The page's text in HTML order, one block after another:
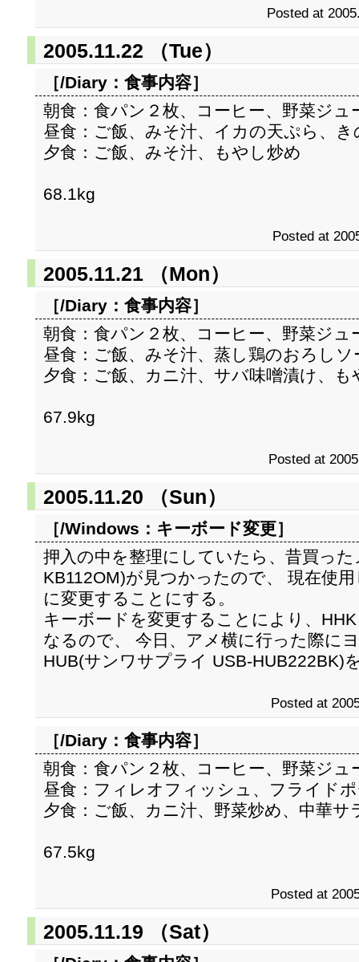
Posted at
2005.11.22 （Tue）
［/Diary： 食事内容］
朝食：食パン２枚、コーヒー、野菜ジュ
昼食：ご飯、みそ汁、イカの天ぷら、
夕食：ご飯、みそ汁、もやし炒め
68.1kg
Posted at
2005.11.21 （Mon）
［/Diary： 食事内容］
朝食：食パン２枚、コーヒー、野菜ジュ
昼食：ご飯、みそ汁、蒸し鶏のおろしソ
夕食：ご飯、カニ汁、サバ味噌漬け、も
67.9kg
Posted at
2005.11.20 （Sun）
［/Windows： キーボード変更］
押入の中を整理にしていたら、昔買っ
KB112OM)が見つかったので、 現在使
に変更することにする。
キーボードを変更することにより、
なるので、 今日、アメ横に行った際に
HUB(サンワサプライ USB-HUB222BK)
Posted at
［/Diary： 食事内容］
朝食：食パン２枚、コーヒー、野菜ジュ
昼食：フィレオフィッシュ、フライド
夕食：ご飯、カニ汁、野菜炒め、中華サ
67.5kg
Posted at
2005.11.19 （Sat）